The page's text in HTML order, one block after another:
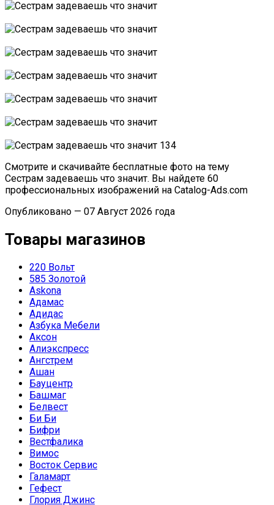
Смотрите и скачивайте бесплатные фото на тему
Сестрам задеваешь что значит. Вы найдете 60
профессиональных изображений на Catalog-Ads.com
Опубликовано — 07 Август 2026 года
Товары магазинов
220 Вольт
585 Золотой
Askona
Адамас
Адидас
Азбука Мебели
Аксон
Алиэкспресс
Ангстрем
Ашан
Бауцентр
Башмаг
Белвест
Би Би
Бифри
Вестфалика
Вимос
Восток Сервис
Галамарт
Гефест
Глория Джинс